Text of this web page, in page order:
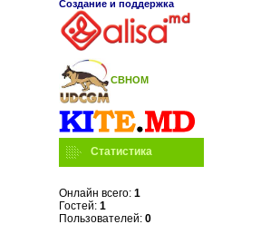
Создание и поддержка
СВНОМ
Статистика
Онлайн всего: 1
Гостей: 1
Пользователей: 0